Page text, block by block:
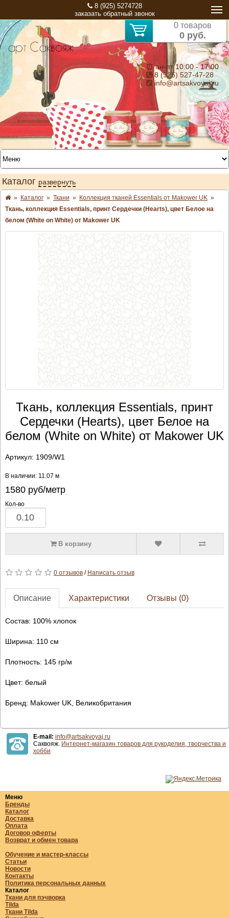
8 (925) 5274728
заказать обратный звонок
0 товаров
0 руб.
⏰ пн-пт 10:00 - 17:00
8 (925) 527-47-28
info@artsakvoyaj.ru
Каталог развернуть
» Каталог » Ткани » Коллекция тканей Essentials от Makower UK »
Ткань, коллекция Essentials, принт Сердечки (Hearts), цвет Белое на
белом (White on White) от Makower UK
Ткань, коллекция Essentials, принт
Сердечки (Hearts), цвет Белое на
белом (White on White) от Makower UK
Артикул: 1909/W1
В наличии: 11.07 м
1580руб/метр
Кол-во
В корзину
0 отзывов/ Написать отзыв
Описание Характеристики Отзывы (0)
Состав: 100% хлопок
Ширина: 110 см
Плотность: 145 гр/м
Цвет: белый
Бренд: Makower UK, Великобритания
E-mail: info@artsakvoyaj.ru
Саквояж. Интернет-магазин товаров для рукоделия, творчества и
хобби
Меню
Бренды
Каталог
Доставка
Оплата
Договор оферты
Возврат и обмен товара
Обучение и мастер-классы
Статьи
Новости
Контакты
Политика персональных данных
Каталог
Ткани для пэчворка
Tilda
Ткани Tilda